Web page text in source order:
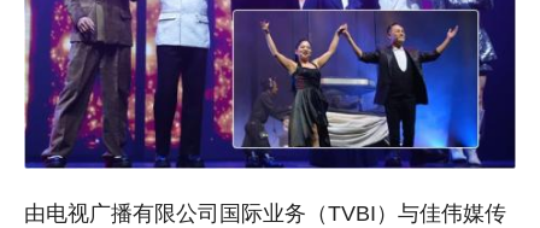
由电视广播有限公司国际业务（TVBI）与佳伟媒传